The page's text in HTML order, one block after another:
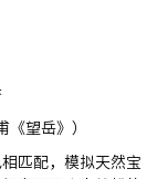
《望岳》）
匹配，模拟天然宝